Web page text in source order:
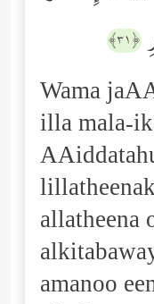
﴿٣١﴾
Wama
illa mala-
allatheena
amanoo